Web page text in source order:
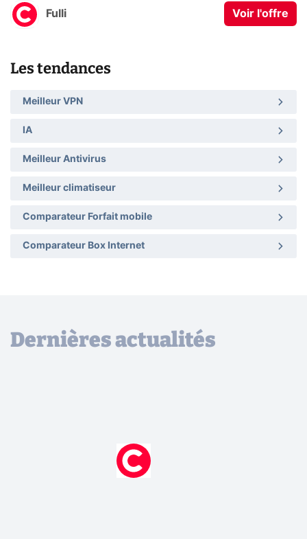
Fulli Voir l'offre
Les tendances
Meilleur VPN
IA
Meilleur Antivirus
Meilleur climatiseur
Comparateur Forfait mobile
Comparateur Box Internet
Dernières actualités